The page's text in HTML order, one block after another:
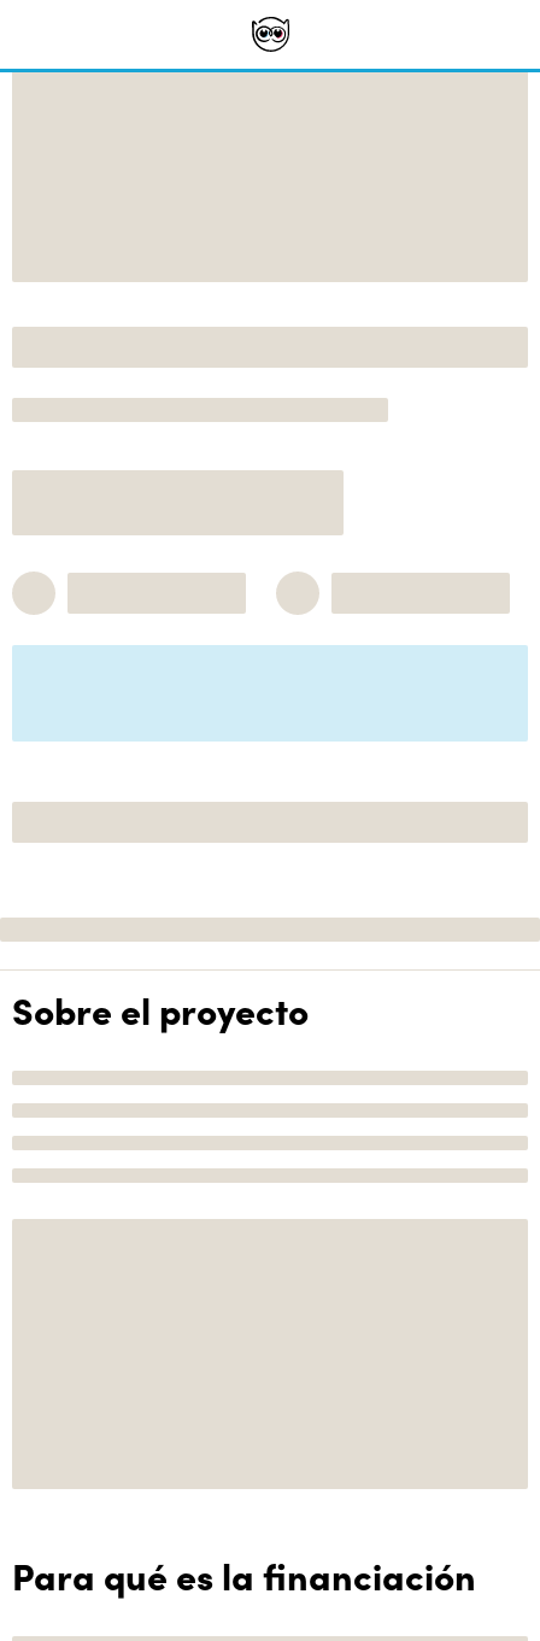
Sobre el proyecto
Para qué es la financiación